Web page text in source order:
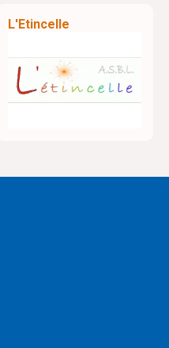
L'Etincelle